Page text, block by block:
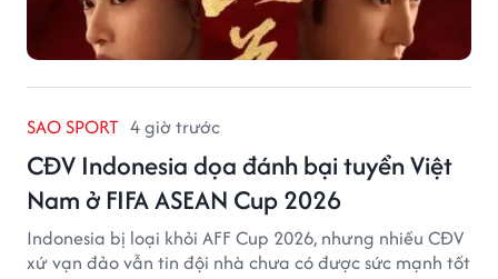
SAO SPORT 4 giờ trước
CĐV Indonesia dọa đánh bại tuyển Việt
Nam ở FIFA ASEAN Cup 2026
Indonesia bị loại khỏi AFF Cup 2026, nhưng nhiều CĐV
xứ vạn đảo vẫn tin đội nhà chưa có được sức mạnh tốt